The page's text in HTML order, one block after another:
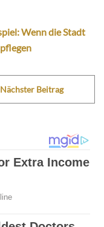
Wenn die Stadt
Nächster Beitrag